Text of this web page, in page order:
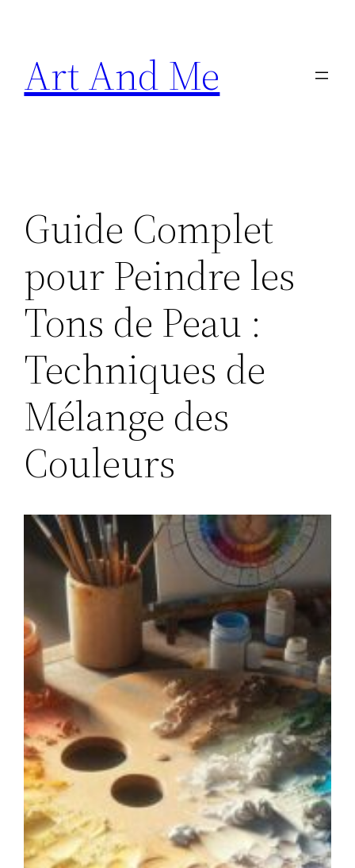
content
Art And Me
Guide Complet
pour Peindre les
Tons de Peau :
Techniques de
Mélange des
Couleurs